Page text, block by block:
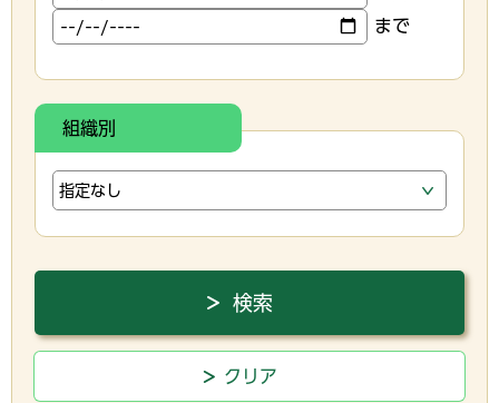
まで
組織別